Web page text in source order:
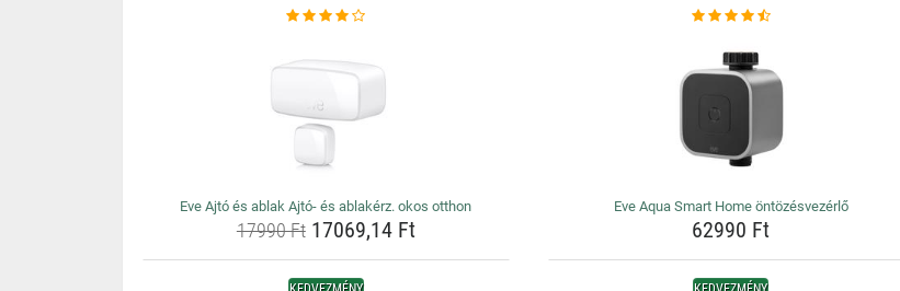
Eve Ajtó és ablak Ajtó- és ablakérz. okos otthon
17990 Ft17069,14 Ft
Eve Aqua Smart Home öntözésvezérlő
62990 Ft